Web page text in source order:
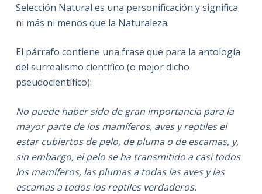
Selección Natural es una personificación y significa
ni más ni menos que la Naturaleza.
El párrafo contiene una frase que para la antología
del surrealismo científico (o mejor dicho
pseudocientífico):
No puede haber sido de gran importancia para la
mayor parte de los mamíferos, aves y reptiles el
estar cubiertos de pelo, de pluma o de escamas, y,
sin embargo, el pelo se ha transmitido a casi todos
los mamíferos, las plumas a todas las aves y las
escamas a todos los reptiles verdaderos.